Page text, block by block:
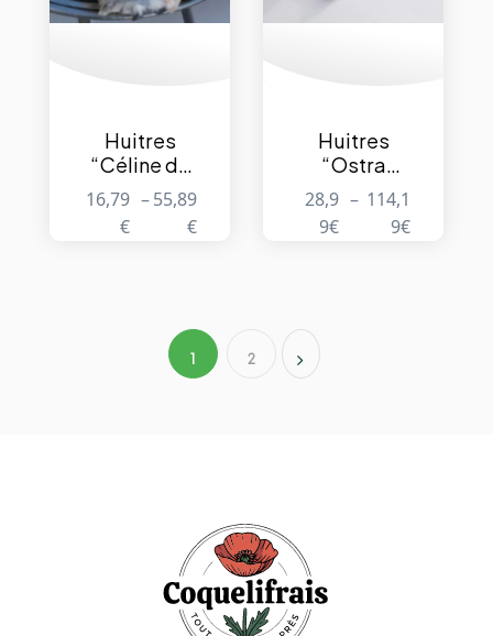
Huitres
“Céline de
Cancale” –
12/24/48
pièces
16,79
€
–55,89
€
Huitres
“Ostra
Regal” –
12/24/48
pièces
28,9
9€
– 114,1
9€
1 2